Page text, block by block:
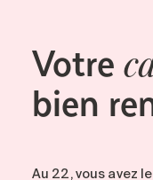
Votre
bien
Au 22, vous avez le